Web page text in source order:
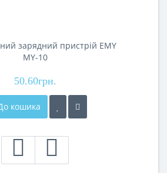
зарядний пристрій EMY
MY-10
50.60грн.
кошика